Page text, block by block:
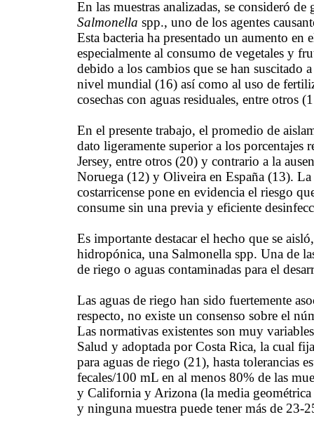
En las muestras analizadas, se consideró
Salmonella spp., uno de los agentes
Esta bacteria ha presentado un aumento en
especialmente al consumo de vegetales y
debido a los cambios que se han suscitado
nivel mundial (16) así como al uso de
cosechas con aguas residuales, entre otros
En el presente trabajo, el promedio de
dato ligeramente superior a los porcentajes
Jersey, entre otros (20) y contrario a la
Noruega (12) y Oliveira en España (13).
costarricense pone en evidencia el riesgo
consume sin una previa y eficiente
Es importante destacar el hecho que se
hidropónica, una Salmonella spp. Una de
de riego o aguas contaminadas para el
Las aguas de riego han sido fuertemente
respecto, no existe un consenso sobre el
Las normativas existentes son muy
Salud y adoptada por Costa Rica, la cual
para aguas de riego (21), hasta tolerancias
fecales/100 mL en al menos 80% de las
y California y Arizona (la media
y ninguna muestra puede tener más de